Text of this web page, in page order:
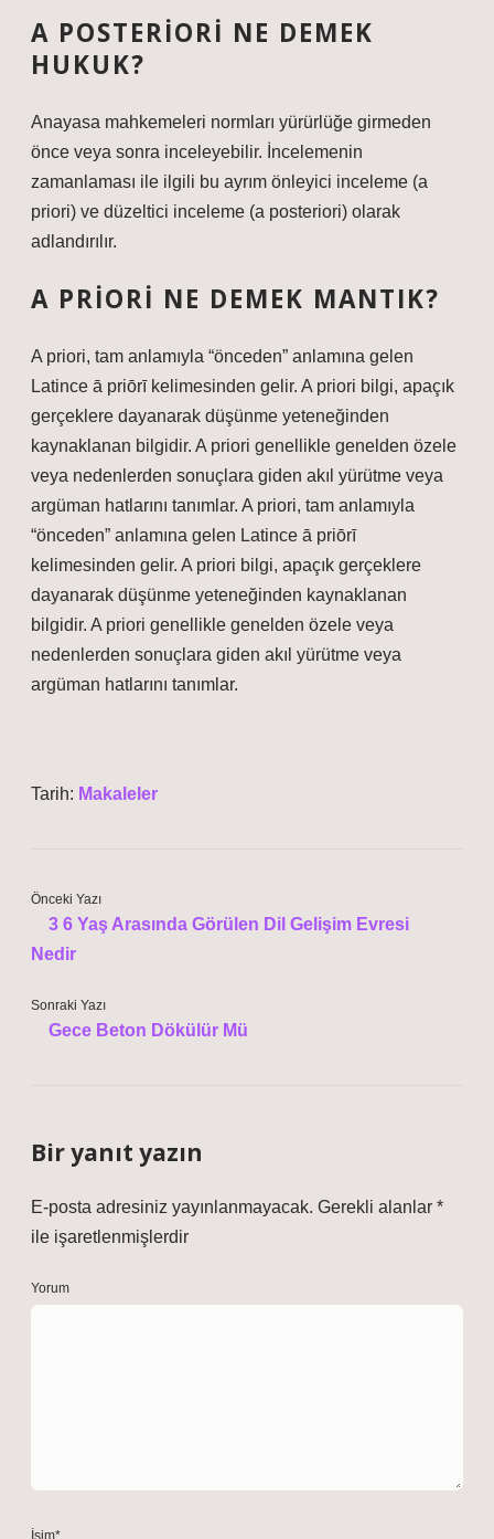
A POSTERIORI NE DEMEK
HUKUK?
Anayasa mahkemeleri normları yürürlüğe girmeden
önce veya sonra inceleyebilir. İncelemenin
zamanlaması ile ilgili bu ayrım önleyici inceleme (a
priori) ve düzeltici inceleme (a posteriori) olarak
adlandırılır.
A PRIORI NE DEMEK MANTIK?
A priori, tam anlamıyla “önceden” anlamına gelen
Latince ā priōrī kelimesinden gelir. A priori bilgi, apaçık
gerçeklere dayanarak düşünme yeteneğinden
kaynaklanan bilgidir. A priori genellikle genelden özele
veya nedenlerden sonuçlara giden akıl yürütme veya
argüman hatlarını tanımlar. A priori, tam anlamıyla
“önceden” anlamına gelen Latince ā priōrī
kelimesinden gelir. A priori bilgi, apaçık gerçeklere
dayanarak düşünme yeteneğinden kaynaklanan
bilgidir. A priori genellikle genelden özele veya
nedenlerden sonuçlara giden akıl yürütme veya
argüman hatlarını tanımlar.
Tarih: Makaleler
Önceki Yazı
3 6 Yaş Arasında Görülen Dil Gelişim Evresi
Nedir
Sonraki Yazı
Gece Beton Dökülür Mü
Bir yanıt yazın
E-posta adresiniz yayınlanmayacak. Gerekli alanlar *
ile işaretlenmişlerdir
Yorum
İsim*